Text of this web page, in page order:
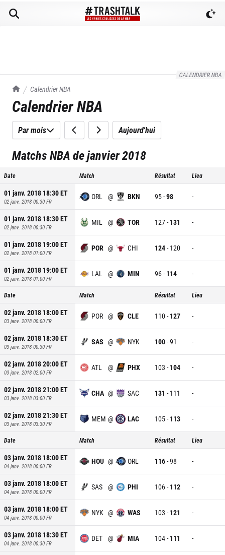
CALENDRIER NBA
TrashTalk Actu NBA
Calendrier NBA
Calendrier NBA
Par mois Aujourd'hui
Matchs NBA de janvier 2018
Date Match Résultat Lieu
01 janv. 2018 18:30ET
02 janv. 2018 00:30 FR
ORL @ BKN 95-98 -
01 janv. 2018 18:30ET
02 janv. 2018 00:30 FR
MIL @ TOR 127- 131 -
01 janv. 2018 19:00ET
02 janv. 2018 01:00 FR
POR @ CHI 124- 120 -
01 janv. 2018 19:00ET
02 janv. 2018 01:00 FR
LAL @ MIN 96- 114 -
Date Match Résultat Lieu
02 janv. 2018 18:00ET
03 janv. 2018 00:00 FR
POR @ CLE 110- 127 -
02 janv. 2018 18:30ET
03 janv. 2018 00:30 FR
SAS @ NYK 100-91 -
02 janv. 2018 20:00ET
03 janv. 2018 02:00 FR
ATL @ PHX 103 - 104 -
02 janv. 2018 21:00ET
03 janv. 2018 03:00 FR
CHA @ SAC 131 - 111 -
02 janv. 2018 21:30ET
03 janv. 2018 03:30 FR
MEM @ LAC 105- 113 -
Date Match Résultat Lieu
03 janv. 2018 18:00ET
04 janv. 2018 00:00 FR
HOU @ ORL 116-98 -
03 janv. 2018 18:00ET
04 janv. 2018 00:00 FR
SAS @ PHI 106- 112 -
03 janv. 2018 18:00ET
04 janv. 2018 00:00 FR
NYK @ WAS 103 - 121 -
03 janv. 2018 18:30ET
04 janv. 2018 00:30 FR
DET @ MIA 104- 111 -